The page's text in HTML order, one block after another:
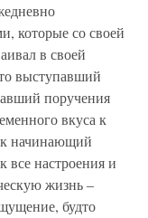
которые со своей
в своей
выступавший
поручения
вкуса к
начинающий
все настроения и
жизнь –
будто